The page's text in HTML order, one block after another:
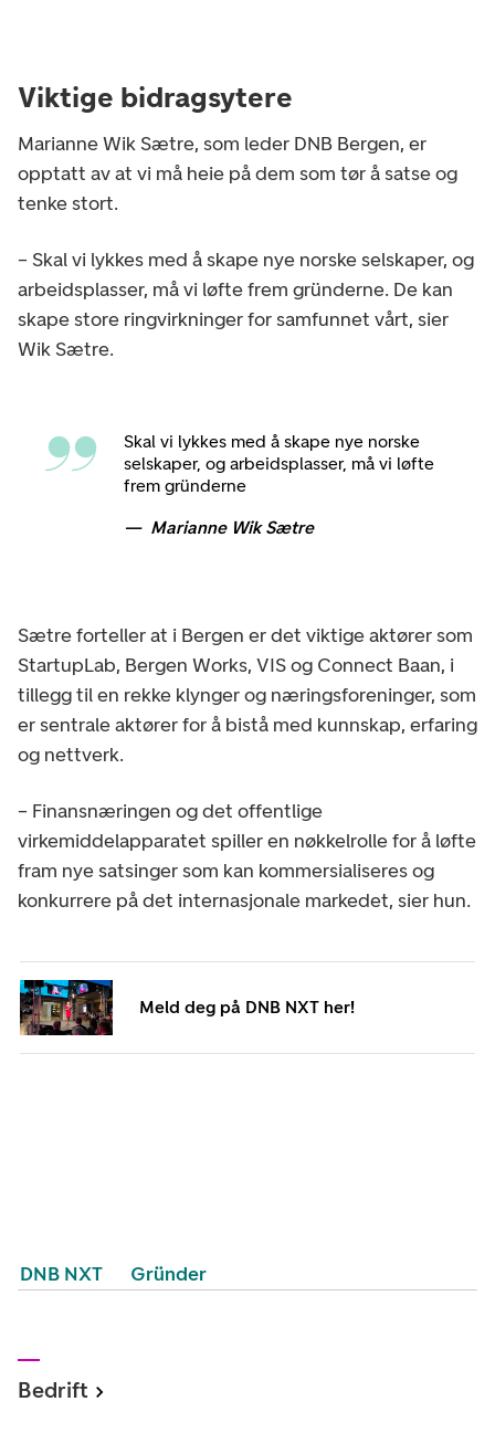
Viktige bidragsytere
Marianne Wik Sætre, som leder DNB Bergen, er
opptatt av at vi må heie på dem som tør å satse og
tenke stort.
– Skal vi lykkes med å skape nye norske selskaper, og
arbeidsplasser, må vi løfte frem gründerne. De kan
skape store ringvirkninger for samfunnet vårt, sier
Wik Sætre.
Skal vi lykkes med å skape nye norske
selskaper, og arbeidsplasser, må vi løfte
frem gründerne
Marianne Wik Sætre
Sætre forteller at i Bergen er det viktige aktører som
StartupLab, Bergen Works, VIS og Connect Baan, i
tillegg til en rekke klynger og næringsforeninger, som
er sentrale aktører for å bistå med kunnskap, erfaring
og nettverk.
– Finansnæringen og det offentlige
virkemiddelapparatet spiller en nøkkelrolle for å løfte
fram nye satsinger som kan kommersialiseres og
konkurrere på det internasjonale markedet, sier hun.
Meld deg på DNB NXT her!
DNB NXT Gründer
Bedrift